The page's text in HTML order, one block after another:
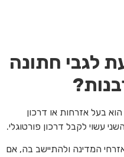
לגבי חתונה
בעל אזרחות או דרכון
עשוי לקבל דרכון פורטוגלי.
אזרחי המדינה ולהתיישב בה, אם